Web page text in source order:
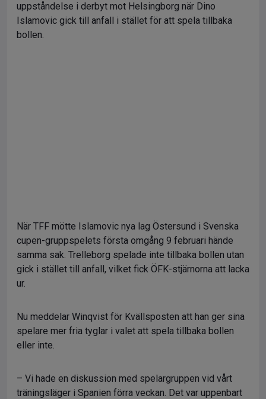
uppståndelse i derbyt mot Helsingborg när Dino
Islamovic gick till anfall i stället för att spela tillbaka
bollen.
När TFF mötte Islamovic nya lag Östersund i Svenska
cupen-gruppspelets första omgång 9 februari hände
samma sak. Trelleborg spelade inte tillbaka bollen utan
gick i stället till anfall, vilket fick ÖFK-stjärnorna att lacka
ur.
Nu meddelar Winqvist för Kvällsposten att han ger sina
spelare mer fria tyglar i valet att spela tillbaka bollen
eller inte.
– Vi hade en diskussion med spelargruppen vid vårt
träningsläger i Spanien förra veckan. Det var uppenbart